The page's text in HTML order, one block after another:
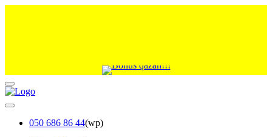
050 686 86 44(wp)